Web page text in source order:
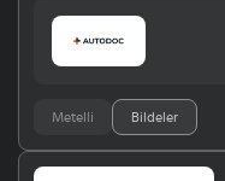
Metelli Bildeler